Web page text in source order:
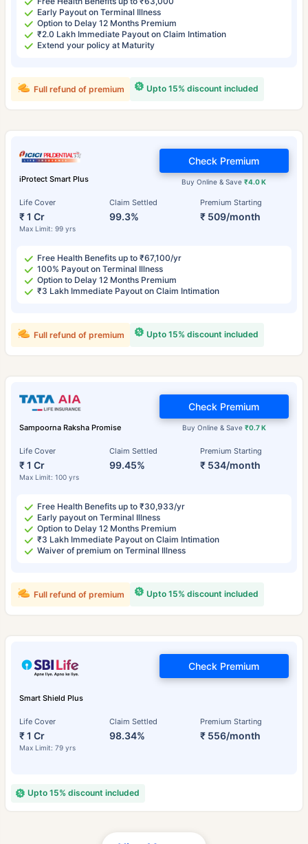
Early Payout on Terminal Illness
Option to Delay 12 Months Premium
₹2.0 Lakh Immediate Payout on Claim Intimation
Extend your policy at Maturity
Upto 15% discount included
Full refund of premium
iProtect Smart Plus
Life Cover
₹ 1 Cr
Max Limit: 99 yrs
Claim Settled
99.3%
Premium Starting
₹ 509/month
Buy Online & Save₹4.0 K
Check Premium
Free Health Benefits up to ₹67,100/yr
100% Payout on Terminal Illness
Option to Delay 12 Months Premium
₹3 Lakh Immediate Payout on Claim Intimation
Upto 15% discount included
Full refund of premium
Sampoorna Raksha Promise
Life Cover
₹ 1 Cr
Max Limit: 100 yrs
Claim Settled
99.45%
Premium Starting
₹ 534/month
Buy Online & Save ₹0.7 K
Check Premium
Free Health Benefits up to ₹30,933/yr
Early payout on Terminal Illness
Option to Delay 12 Months Premium
₹3 Lakh Immediate Payout on Claim Intimation
Waiver of premium on Terminal Illness
Upto 15% discount included
Full refund of premium
Smart Shield Plus
Life Cover
₹ 1 Cr
Max Limit: 79 yrs
Claim Settled
98.34%
Premium Starting
₹ 556/month
Check Premium
Upto 15% discount included
వయసు టర్మ్ ఇన్సూరెన్స్ ప్రీమియంలను
ఎలా ప్రభావితం చేస్తుంది